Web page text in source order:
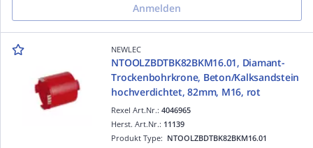
Anmelden
NEWLEC
NTOOLZBDTBK82BKM16.01, Diamant-
Trockenbohrkrone, Beton/Kalksandstein
hochverdichtet, 82mm, M16, rot
Rexel Art.Nr.:4046965
Produkt Type: NTOOLZBDTBK82BKM16.01
Herst. Art.Nr.: 11139